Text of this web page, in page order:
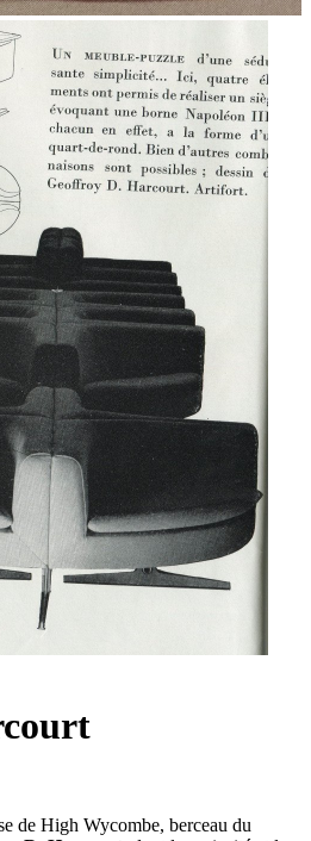
de High Wycombe, berceau du